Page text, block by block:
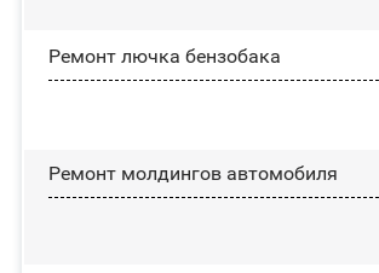
Ремонт лючка бензобака
Ремонт молдингов автомобиля